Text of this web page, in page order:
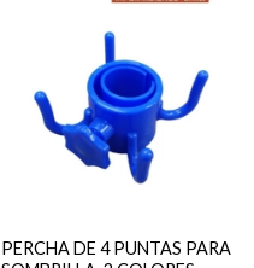
PERCHA DE 4 PUNTAS PARA